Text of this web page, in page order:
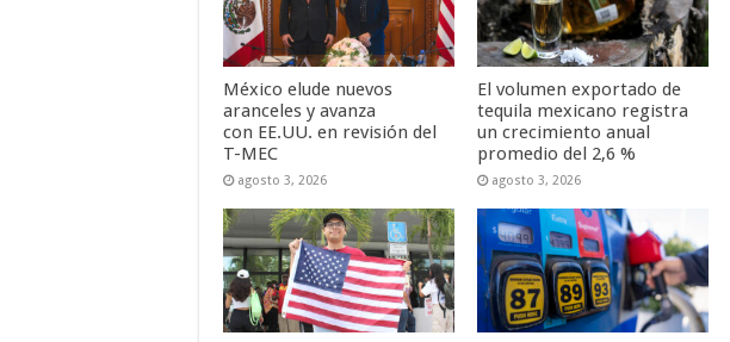
México elude nuevos
aranceles y avanza
con EE.UU. en revisión del
T-MEC
agosto 3, 2026
El volumen exportado de
tequila mexicano registra
un crecimiento anual
promedio del 2,6 %
agosto 3, 2026